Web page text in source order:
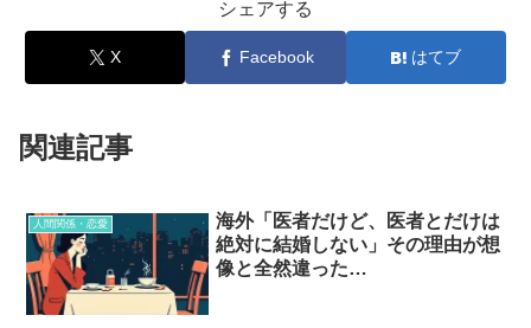
シェアする
X Facebook はてブ
関連記事
人間関係・恋愛
海外「医者だけど、医者とだけは
絶対に結婚しない」その理由が想
像と全然違った…